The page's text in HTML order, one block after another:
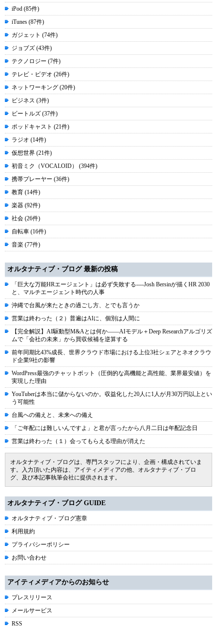
iPod (85件)
iTunes (87件)
ガジェット (74件)
ジョブズ (43件)
テクノロジー (7件)
テレビ・ビデオ (26件)
ネットワーキング (20件)
ビジネス (3件)
ビートルズ (37件)
ポッドキャスト (21件)
ラジオ (14件)
仮想世界 (21件)
初音ミク（VOCALOID） (394件)
携帯プレーヤー (36件)
教育 (14件)
楽器 (92件)
社会 (26件)
自転車 (16件)
音楽 (77件)
オルタナティブ・ブログ 最新の投稿
「巨大な万能HRエージェント」は必ず失敗する----Josh Bersinが描くHR 2030
と、マルチエージェント時代の人事
沖縄で台風が来たときの過ごし方、とでも言うか
営業は終わった（２）普遍はAIに、個別は人間に
【完全解説】AI駆動型M&Aとは何か――AIモデル＋Deep Researchアルゴリズ
ムで「会社の未来」から買収候補を逆算する
前年同期比43%成長、世界クラウド市場における上位3社シェアとネオクラウ
ド企業9社の影響
WordPress最強のチャットボット（圧倒的な高機能と高性能、業界最安値）を
実現した理由
YouTuberは本当に儲からないのか。収益化した20人に1人が月30万円以上とい
う可能性
台風への備えと、未来への備え
「ご年配には難しいんですよ」と君が言ったから八月二日は年配記念日
営業は終わった（１）会ってもらえる理由が消えた
オルタナティブ・ブログは、専門スタッフにより、企画・構成されていま
す。入力頂いた内容は、アイティメディアの他、オルタナティブ・ブロ
グ、及び本記事執筆会社に提供されます。
オルタナティブ・ブログ GUIDE
オルタナティブ・ブログ憲章
利用規約
プライバシーポリシー
お問い合わせ
アイティメディアからのお知らせ
プレスリリース
メールサービス
RSS